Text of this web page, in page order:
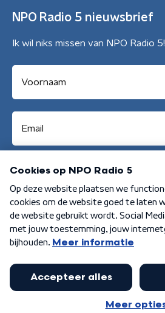
NPO Radio 5 nieuwsbrief
Ik wil niks missen van NPO Radio 5!
Aanmelden
Algemene voorwaarden